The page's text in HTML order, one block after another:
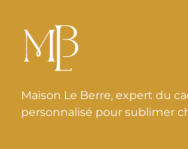
Maison Le Berre, expert du
personnalisé pour sublimer